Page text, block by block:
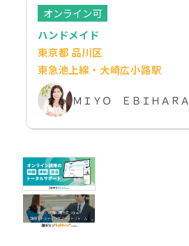
オンライン可
ハンドメイド
東京都 品川区
東急池上線・大崎広小路駅
ＭＩＹＯ ＥＢＩＨＡＲＡ